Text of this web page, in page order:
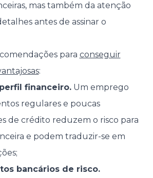
mas também da atenção
antes de assinar o
para conseguir
:
financeiro.Um emprego
regulares e poucas
de crédito reduzem o risco para
e podem traduzir-se em
bancários de risco.